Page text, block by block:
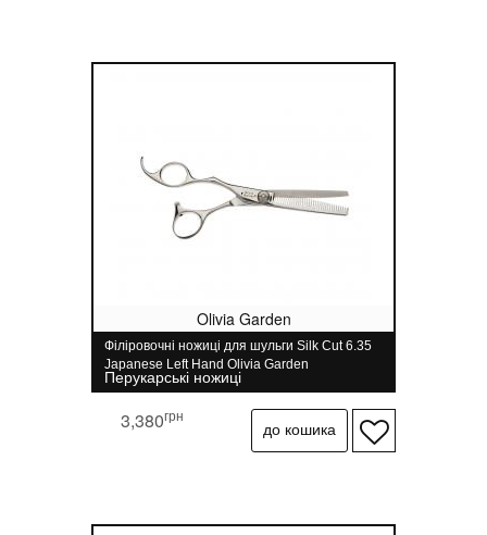
Olivia Garden
Філіровочні ножиці для шульги Silk Cut 6.35
Japanese Left Hand Olivia Garden
Перукарські ножиці
3,380грн